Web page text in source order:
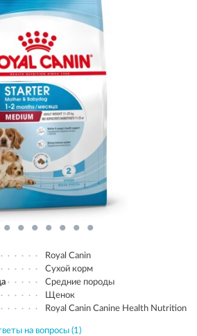
Royal Canin
Сухой корм
Средние породы
Щенок
Royal Canin Canine Health Nutrition
на вопросы (1)